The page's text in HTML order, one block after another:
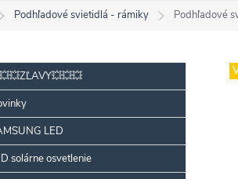
Podhľadové svietidlá - rámiky Podhľadové
LED
solárne osvetlenie